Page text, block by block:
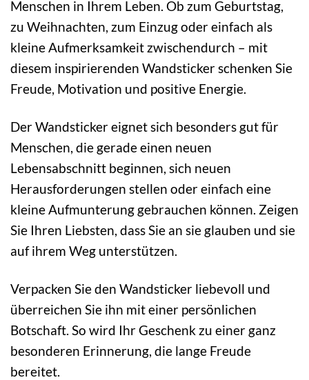
Menschen in Ihrem Leben. Ob zum Geburtstag,
zu Weihnachten, zum Einzug oder einfach als
kleine Aufmerksamkeit zwischendurch – mit
diesem inspirierenden Wandsticker schenken Sie
Freude, Motivation und positive Energie.
Der Wandsticker eignet sich besonders gut für
Menschen, die gerade einen neuen
Lebensabschnitt beginnen, sich neuen
Herausforderungen stellen oder einfach eine
kleine Aufmunterung gebrauchen können. Zeigen
Sie Ihren Liebsten, dass Sie an sie glauben und sie
auf ihrem Weg unterstützen.
Verpacken Sie den Wandsticker liebevoll und
überreichen Sie ihn mit einer persönlichen
Botschaft. So wird Ihr Geschenk zu einer ganz
besonderen Erinnerung, die lange Freude
bereitet.